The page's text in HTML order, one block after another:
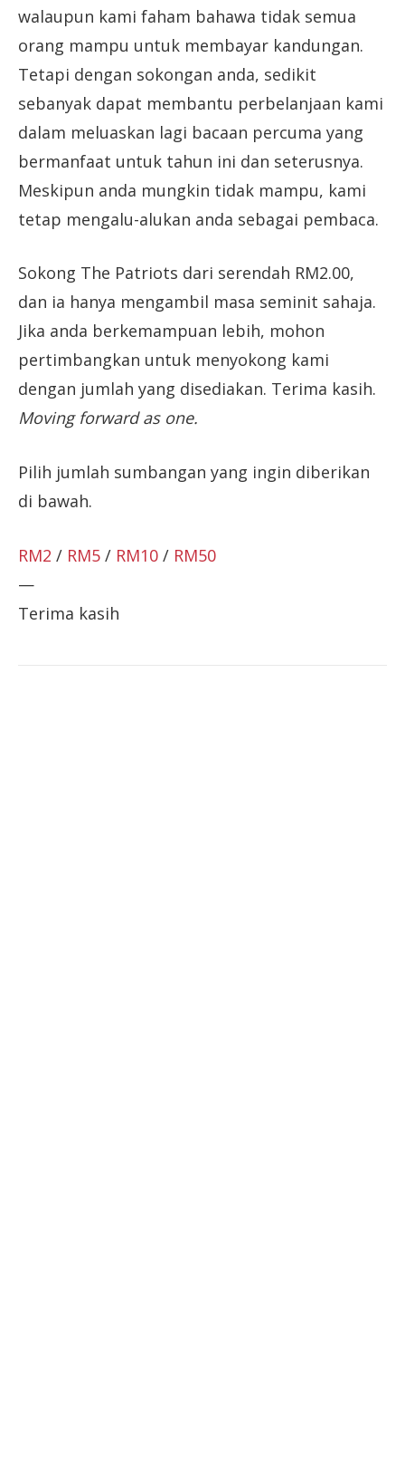
walaupun kami faham bahawa tidak semua
orang mampu untuk membayar kandungan.
Tetapi dengan sokongan anda, sedikit
sebanyak dapat membantu perbelanjaan kami
dalam meluaskan lagi bacaan percuma yang
bermanfaat untuk tahun ini dan seterusnya.
Meskipun anda mungkin tidak mampu, kami
tetap mengalu-alukan anda sebagai pembaca.
Sokong The Patriots dari serendah RM2.00,
dan ia hanya mengambil masa seminit sahaja.
Jika anda berkemampuan lebih, mohon
pertimbangkan untuk menyokong kami
dengan jumlah yang disediakan. Terima kasih.
Moving forward as one.
Pilih jumlah sumbangan yang ingin diberikan
di bawah.
RM2 / RM5 / RM10 / RM50
—
Terima kasih